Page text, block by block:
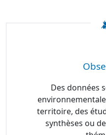
Des données
territoire, des
synthèses ou